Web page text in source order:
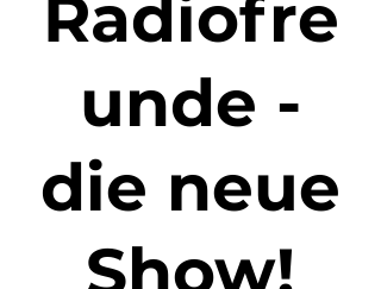
Radiofre
unde -
die neue
Show!